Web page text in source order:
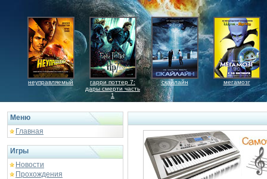
неуправляемый
гарри поттер 7:
дары смерти часть
1
скайлайн мегамозг
Меню
Главная
Игры
Новости
Прохождения